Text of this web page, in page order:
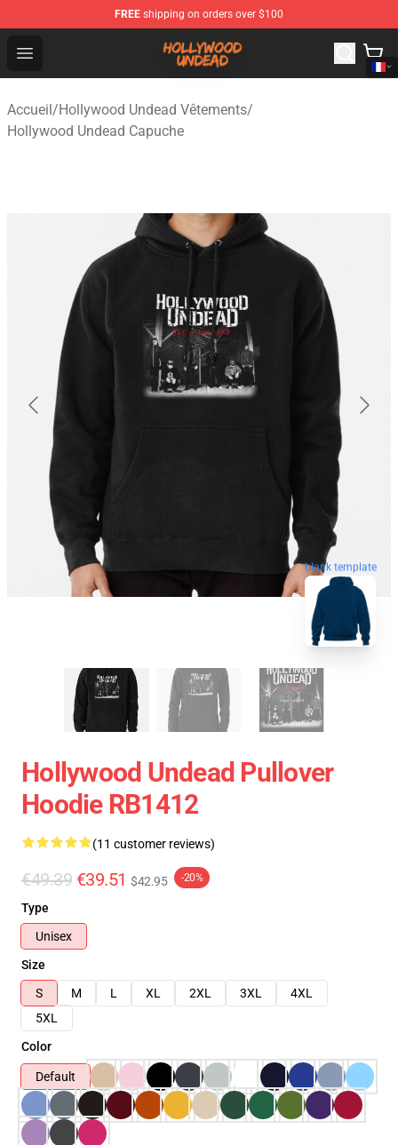
FREE shipping on orders over $100
Open menu
Hollywood Undead Shop - Official Hollywood Undead
Accueil/Hollywood Undead Vêtements/
Hollywood Undead Capuche
blank template
Hollywood Undead Pullover
Hoodie RB1412
(11 customer reviews)
€49.39 €39.51 $42.95 -20%
Type
Unisex
Size
S
M L XL 2XL 3XL
4XL
5XL
Color
Default